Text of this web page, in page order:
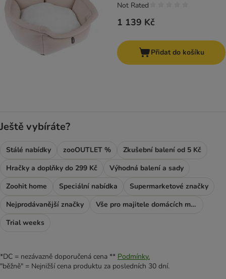
1 139 Kč
Not Rated
Přidat do košíku
Ještě vybíráte?
Stálé nabídky zooOUTLET %
Zkušební balení od 5 Kč
Hračky a doplňky do 299 Kč
Výhodná balení a sady
Zoohit home
Speciální nabídka
Supermarketové značky
Nejprodávanější značky
Vše pro majitele domácích mazlíčků
Trial weeks
*DC = nezávazně doporučená cena ** Podmínky.
"běžně" = Nejnižší cena produktu za posledních 30 dní.